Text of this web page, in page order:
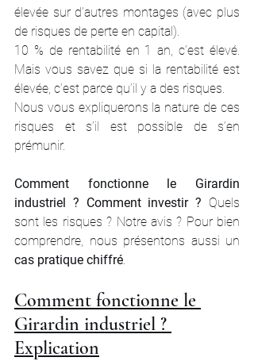
élevée sur d’autres montages (avec plus
de risques de perte en capital).
10 % de rentabilité en 1 an, c’est élevé.
Mais vous savez que si la rentabilité est
élevée, c’est parce qu’il y a des risques.
Nous vous expliquerons la nature de ces
risques et s’il est possible de s’en
prémunir.
Comment fonctionne le Girardin
industriel ? Comment investir ? Quels
sont les risques ? Notre avis ? Pour bien
cas pratique chiffré.
Comment fonctionne le
Girardin industriel ?
Explication